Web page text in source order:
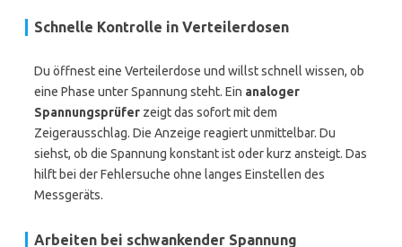
Schnelle Kontrolle in Verteilerdosen
Du öffnest eine Verteilerdose und willst schnell wissen, ob
eine Phase unter Spannung steht. Ein analoger
Spannungsprüfer zeigt das sofort mit dem
Zeigerausschlag. Die Anzeige reagiert unmittelbar. Du
siehst, ob die Spannung konstant ist oder kurz ansteigt. Das
hilft bei der Fehlersuche ohne langes Einstellen des
Messgeräts.
Arbeiten bei schwankender Spannung